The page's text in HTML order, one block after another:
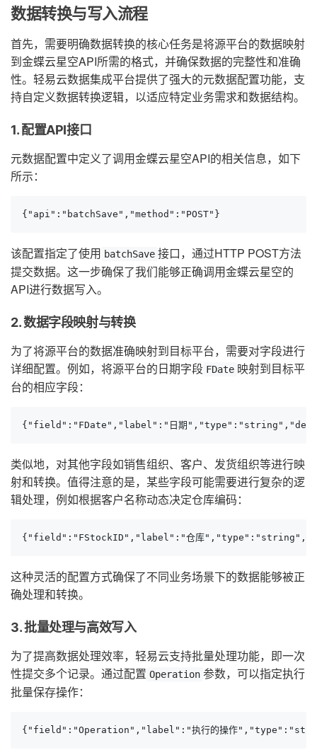
数据转换与写入流程
首先，需要明确数据转换的核心任务是将源平台的数据映射
到金蝶云星空API所需的格式，并确保数据的完整性和准确
性。轻易云数据集成平台提供了强大的元数据配置功能，支
持自定义数据转换逻辑，以适应特定业务需求和数据结构。
1. 配置API接口
元数据配置中定义了调用金蝶云星空API的相关信息，如下
所示：
{"api":"batchSave","method":"POST"}
该配置指定了使用 batchSave 接口，通过HTTP POST方法
提交数据。这一步确保了我们能够正确调用金蝶云星空的
API进行数据写入。
2. 数据字段映射与转换
为了将源平台的数据准确映射到目标平台，需要对字段进行
详细配置。例如，将源平台的日期字段 FDate 映射到目标平
台的相应字段：
{"field":"FDate","label":"日期
类似地，对其他字段如销售组织、客户、发货组织等进行映
射和转换。值得注意的是，某些字段可能需要进行复杂的逻
辑处理，例如根据客户名称动态决定仓库编码：
{"field":"FStockID","label":"仓库
这种灵活的配置方式确保了不同业务场景下的数据能够被正
确处理和转换。
3. 批量处理与高效写入
为了提高数据处理效率，轻易云支持批量处理功能，即一次
性提交多个记录。通过配置 Operation 参数，可以指定执行
批量保存操作：
{"field":"Operation","label":"执行的操作